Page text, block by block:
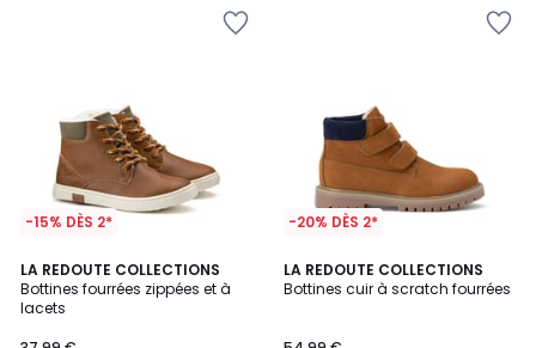
-15% DÈS 2*
LA REDOUTE COLLECTIONS
Bottines fourrées zippées et à
lacets
3,8
/ 5
-20% DÈS 2*
LA REDOUTE COLLECTIONS
Bottines cuir à scratch fourrées
4,3
/ 5
2
Couleurs